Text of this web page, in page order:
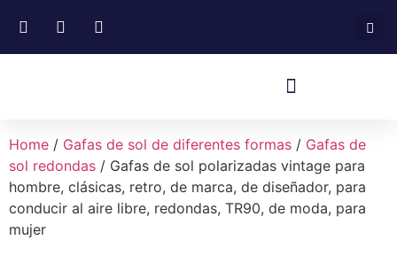
Home / Gafas de sol de diferentes formas / Gafas de
sol redondas / Gafas de sol polarizadas vintage para
hombre, clásicas, retro, de marca, de diseñador, para
conducir al aire libre, redondas, TR90, de moda, para
mujer